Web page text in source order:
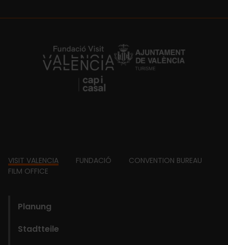
https://fundacion.visitvalencia.com/
Footer
VISIT VALENCIA FUNDACIÓ
CONVENTION BUREAU
FILM OFFICE
Planung
Stadtteile